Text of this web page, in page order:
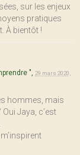
sur les enjeux
pratiques
À bientôt !
", 29 mars 2020,
hommes, mais
Jaya, c’est